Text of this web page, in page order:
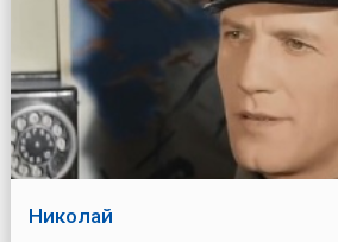
Николай